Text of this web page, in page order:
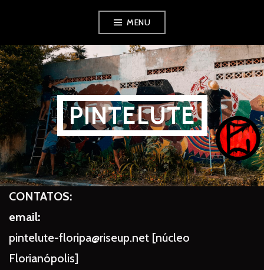
o
conteúdo
MENU
PINTELUTE
CONTATOS:
email:
pintelute-floripa@riseup.net [núcleo
Florianópolis]